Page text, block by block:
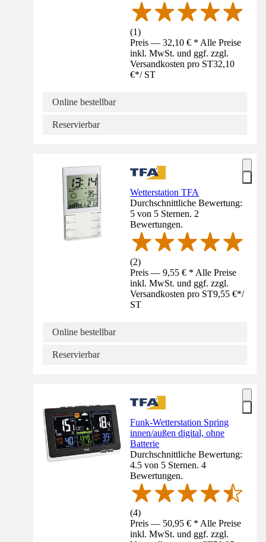
(1)
Preis — 32,10 € * Alle Preise
inkl. MwSt. und ggf. zzgl.
Versandkosten pro ST32,10
€*/ ST
Online bestellbar
Reservierbar
Wetterstation TFA
Durchschnittliche Bewertung:
5 von 5 Sternen. 2
Bewertungen.
(2)
Preis — 9,55 € * Alle Preise
inkl. MwSt. und ggf. zzgl.
Versandkosten pro ST9,55 €*/
ST
Online bestellbar
Reservierbar
Funk-Wetterstation Spring
innen/außen digital, ohne
Batterie
Durchschnittliche Bewertung:
4.5 von 5 Sternen. 4
Bewertungen.
(4)
Preis — 50,95 € * Alle Preise
inkl. MwSt. und ggf. zzgl.